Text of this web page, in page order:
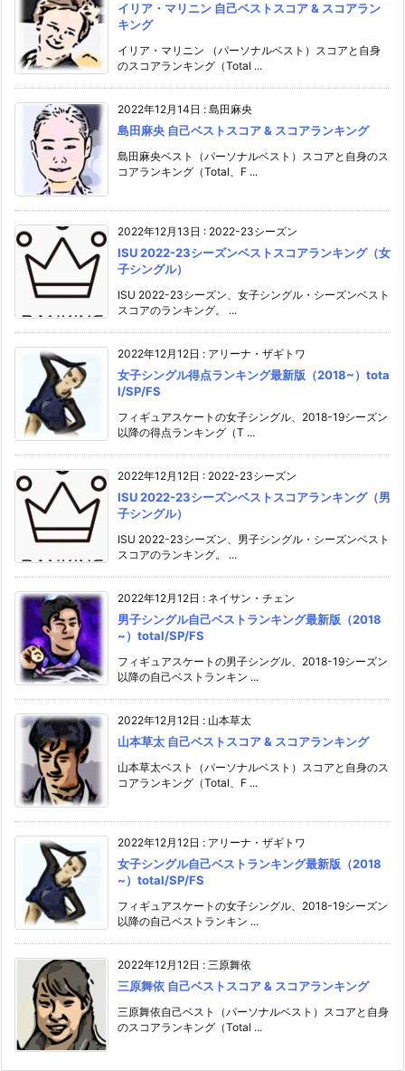
イリア・マリニン 自己ベストスコア & スコアラン
キング
イリア・マリニン （パーソナルベスト）スコアと自身
のスコアランキング（Total ...
2022年12月14日 : 島田麻央
島田麻央 自己ベストスコア & スコアランキング
島田麻央ベスト（パーソナルベスト）スコアと自身のス
コアランキング（Total、F ...
2022年12月13日 : 2022-23シーズン
ISU 2022-23シーズンベストスコアランキング（女
子シングル）
ISU 2022-23シーズン、女子シングル・シーズンベスト
スコアのランキング。 ...
2022年12月12日 : アリーナ・ザギトワ
女子シングル得点ランキング最新版（2018~）tota
l/SP/FS
フィギュアスケートの女子シングル、2018-19シーズン
以降の得点ランキング（T ...
2022年12月12日 : 2022-23シーズン
ISU 2022-23シーズンベストスコアランキング（男
子シングル）
ISU 2022-23シーズン、男子シングル・シーズンベスト
スコアのランキング。 ...
2022年12月12日 : ネイサン・チェン
男子シングル自己ベストランキング最新版（2018
~）total/SP/FS
フィギュアスケートの男子シングル、2018-19シーズン
以降の自己ベストランキン ...
2022年12月12日 : 山本草太
山本草太 自己ベストスコア & スコアランキング
山本草太ベスト（パーソナルベスト）スコアと自身のス
コアランキング（Total、F ...
2022年12月12日 : アリーナ・ザギトワ
女子シングル自己ベストランキング最新版（2018
~）total/SP/FS
フィギュアスケートの女子シングル、2018-19シーズン
以降の自己ベストランキン ...
2022年12月12日 : 三原舞依
三原舞依 自己ベストスコア & スコアランキング
三原舞依自己ベスト（パーソナルベスト）スコアと自身
のスコアランキング（Total ...